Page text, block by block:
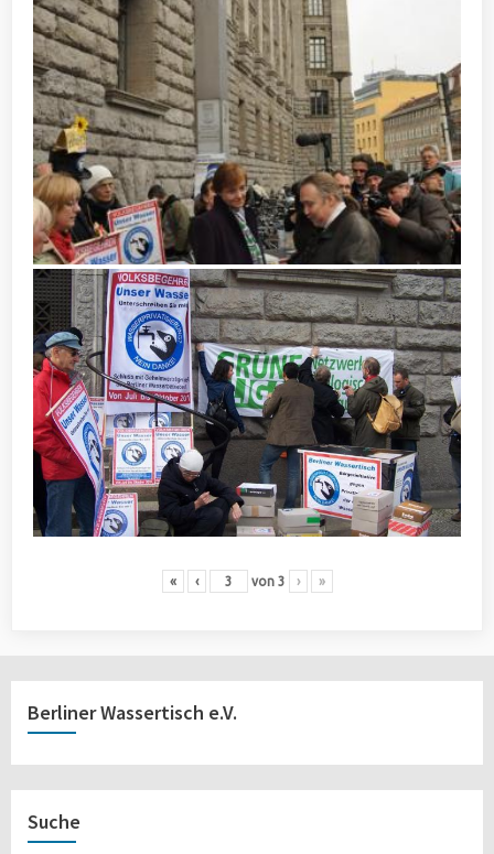
« ‹ von 3 › »
Berliner Wassertisch e.V.
Suche